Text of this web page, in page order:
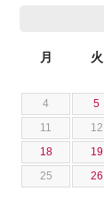
月 火
4
5
11
12
18
19
25
26